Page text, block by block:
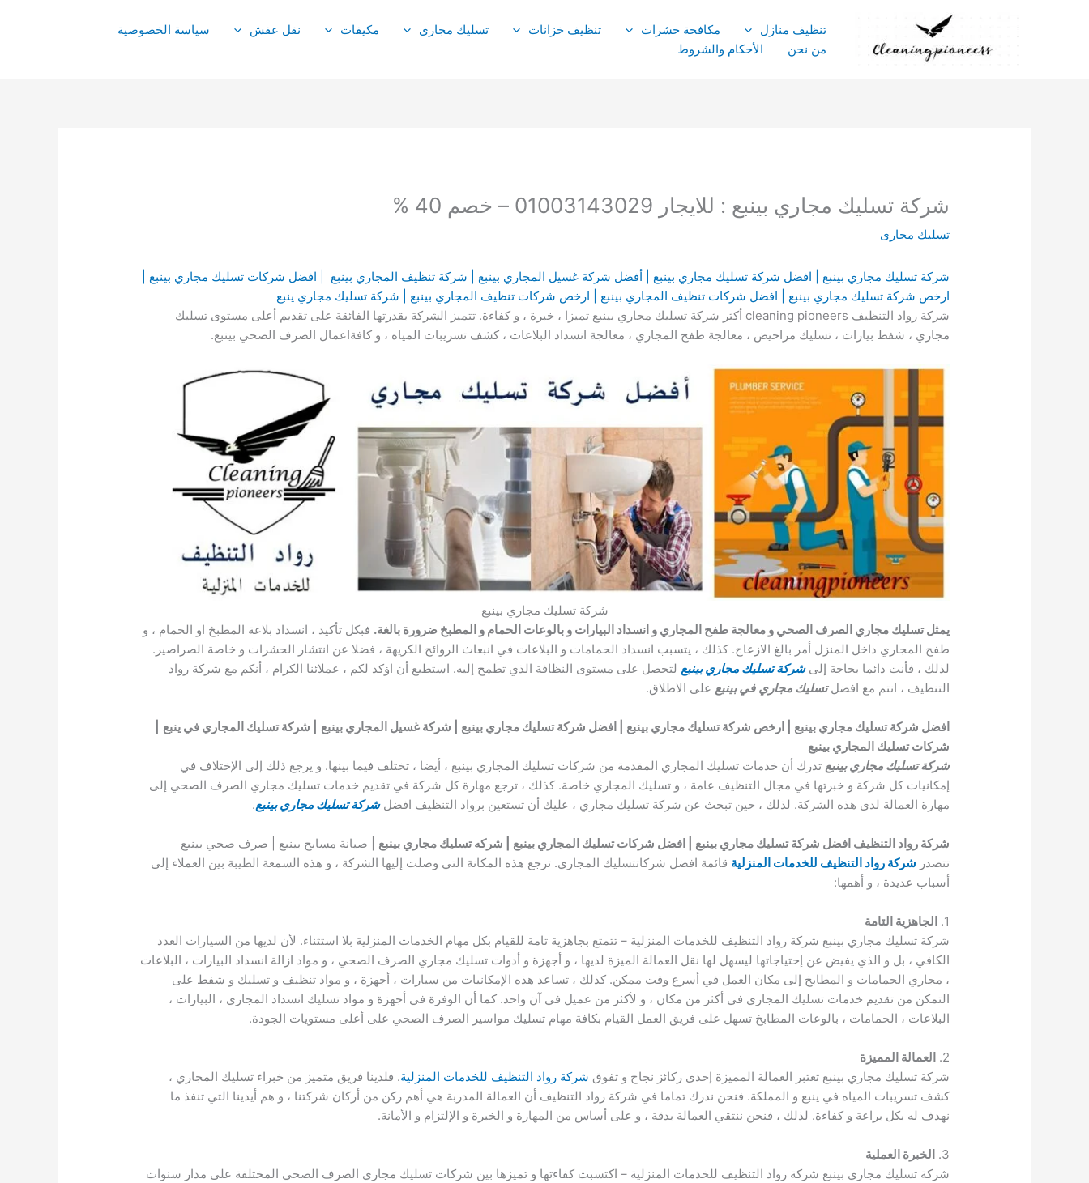
تنظيف منازل مكافحة حشرات تنظيف خزانات تسليك مجارى مكيفات نقل عفش
سياسة الخصوصية
من نحن
الأحكام والشروط
شركة تسليك مجاري بينبع : للايجار 01003143029 – خصم 40 %
تسليك مجارى
شركة تسليك مجاري بينبع | افضل شركة تسليك مجاري بينبع | أفضل شركة غسيل المجاري بينبع | شركة تنظيف المجاري بينبع | افضل شركات تسليك مجاري بينبع |
ارخص شركة تسليك مجاري بينبع | افضل شركات تنظيف المجاري بينبع | ارخص شركات تنظيف المجاري بينبع | شركة تسليك مجاري ينبع
شركة رواد التنظيف cleaning pioneers أكثر شركة تسليك مجاري بينبع تميزا ، خبرة ، و كفاءة. تتميز الشركة بقدرتها الفائقة على تقديم أعلى مستوى تسليك
مجاري ، شفط بيارات ، تسليك مراحيض ، معالجة طفح المجاري ، معالجة انسداد البلاعات ، كشف تسريبات المياه ، و كافةاعمال الصرف الصحي بينبع.
شركة تسليك مجاري بينبع
يمثل تسليك مجاري الصرف الصحي و معالجة طفح المجاري و انسداد البيارات و بالوعات الحمام و المطبخ ضرورة بالغة. فبكل تأكيد ، انسداد بلاعة المطبخ او الحمام ، و
طفح المجاري داخل المنزل أمر بالغ الازعاج. كذلك ، يتسبب انسداد الحمامات و البلاعات في انبعاث الروائح الكريهة ، فضلا عن انتشار الحشرات و خاصة الصراصير.
لذلك ، فأنت دائما بحاجة إلى شركة تسليك مجاري بينبع لتحصل على مستوى النظافة الذي تطمح إليه. استطيع أن اؤكد لكم ، عملائنا الكرام ، أنكم مع شركة رواد
التنظيف ، انتم مع افضلتسليك مجاري في بينبع على الاطلاق.
افضل شركة تسليك مجاري بينبع | ارخص شركة تسليك مجاري بينبع | افضل شركة تسليك مجاري بينبع | شركة غسيل المجاري بينبع | شركة تسليك المجاري في ينبع
شركات تسليك المجاري بينبع
شركة تسليك مجاري بينبع تدرك أن خدمات تسليك المجاري المقدمة من شركات تسليك المجاري بينبع ، أيضا ، تختلف فيما بينها. و يرجع ذلك إلى الإختلاف في
إمكانيات كل شركة و خبرتها في مجال التنظيف عامة ، و تسليك المجاري خاصة. كذلك ، ترجع مهارة كل شركة في تقديم خدمات تسليك مجاري الصرف الصحي إلى
مهارة العمالة لدى هذه الشركة. لذلك ، حين تبحث عن شركة تسليك مجاري ، عليك أن تستعين برواد التنظيف افضلشركة تسليك مجاري بينبع.
شركة رواد التنظيف افضل شركة تسليك مجاري بينبع | افضل شركات تسليك المجاري بينبع | شركه تسليك مجاري بينبع | صيانة مسابح بينبع | صرف صحي بينبع
تتصدر شركة رواد التنظيف للخدمات المنزلية قائمة افضل شركاتتسليك المجاري. ترجع هذه المكانة التي وصلت إليها الشركة ، و هذه السمعة الطيبة بين العملاء إلى
أسباب عديدة ، و أهمها:
1. الجاهزية التامة
شركة تسليك مجاري بينبع شركة رواد التنظيف للخدمات المنزلية – تتمتع بجاهزية تامة للقيام بكل مهام الخدمات المنزلية بلا استثناء. لأن لديها من السيارات العدد
الكافي ، بل و الذي يفيض عن إحتياجاتها ليسهل لها نقل العمالة الميزة لديها ، و أجهزة و أدوات تسليك مجاري الصرف الصحي ، و مواد ازالة انسداد البيارات ، البلاعات
، مجاري الحمامات و المطابخ إلى مكان العمل في أسرع وقت ممكن. كذلك ، تساعد هذه الإمكانيات من سيارات ، أجهزة ، و مواد تنظيف و تسليك و شفط على
التمكن من تقديم خدمات تسليك المجاري في أكثر من مكان ، و لأكثر من عميل في آن واحد. كما أن الوفرة في أجهزة و مواد تسليك انسداد المجاري ، البيارات ،
البلاعات ، الحمامات ، بالوعات المطابخ تسهل على فريق العمل القيام بكافة مهام تسليك مواسير الصرف الصحي على أعلى مستويات الجودة.
2. العمالة المميزة
شركة تسليك مجاري بينبع تعتبر العمالة المميزة إحدى ركائز نجاح و تفوق شركة رواد التنظيف للخدمات المنزلية. فلدينا فريق متميز من خبراء تسليك المجاري ،
كشف تسريبات المياه في ينبع و المملكة. فنحن ندرك تماما في شركة رواد التنظيف أن العمالة المدربة هي أهم ركن من أركان شركتنا ، و هم أيدينا التي تنفذ ما
نهدف له بكل براعة و كفاءة. لذلك ، فنحن ننتقي العمالة بدقة ، و على أساس من المهارة و الخبرة و الإلتزام و الأمانة.
3. الخبرة العملية
شركة تسليك مجاري بينبع شركة رواد التنظيف للخدمات المنزلية – اكتسبت كفاءتها و تميزها بين شركات تسليك مجاري الصرف الصحي المختلفة على مدار سنوات